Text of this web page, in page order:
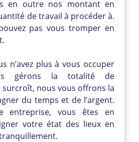
en outre nos montant en
de travail à procéder à.
pas vous tromper en
n’avez plus à vous occuper
gérons la totalité de
nous vous offrons la
du temps et de l’argent.
entreprise, vous êtes en
votre état des lieux en